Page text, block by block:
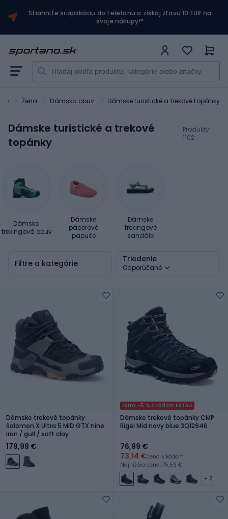
Stiahnite si aplikáciu do telefónu a získaj zľavu 10 EUR na
svoje nákupy!*
Žena Dámska obuv Dámske turistické a trekové topánky
Dámske turistické a trekové
topánky
Produkty:
1102
Dámska
trekingová obuv
Dámske
páperové
papuče
Dámske
trekingové
sandále
Filtre a kategórie Triedenie
Odporúčané
Dámske trekové topánky
Salomon X Ultra 5 MID GTX nine
iron / gull / soft clay
179,99 €
Extra -5 % s kódom EXTRA
Dámske trekové topánky CMP
Rigel Mid navy blue 3Q12946
76,99 €
73,14 €cena s kódom
Najnižšia cena: 75,59 €
+ 2